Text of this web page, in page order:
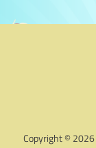
Copyright © 2026